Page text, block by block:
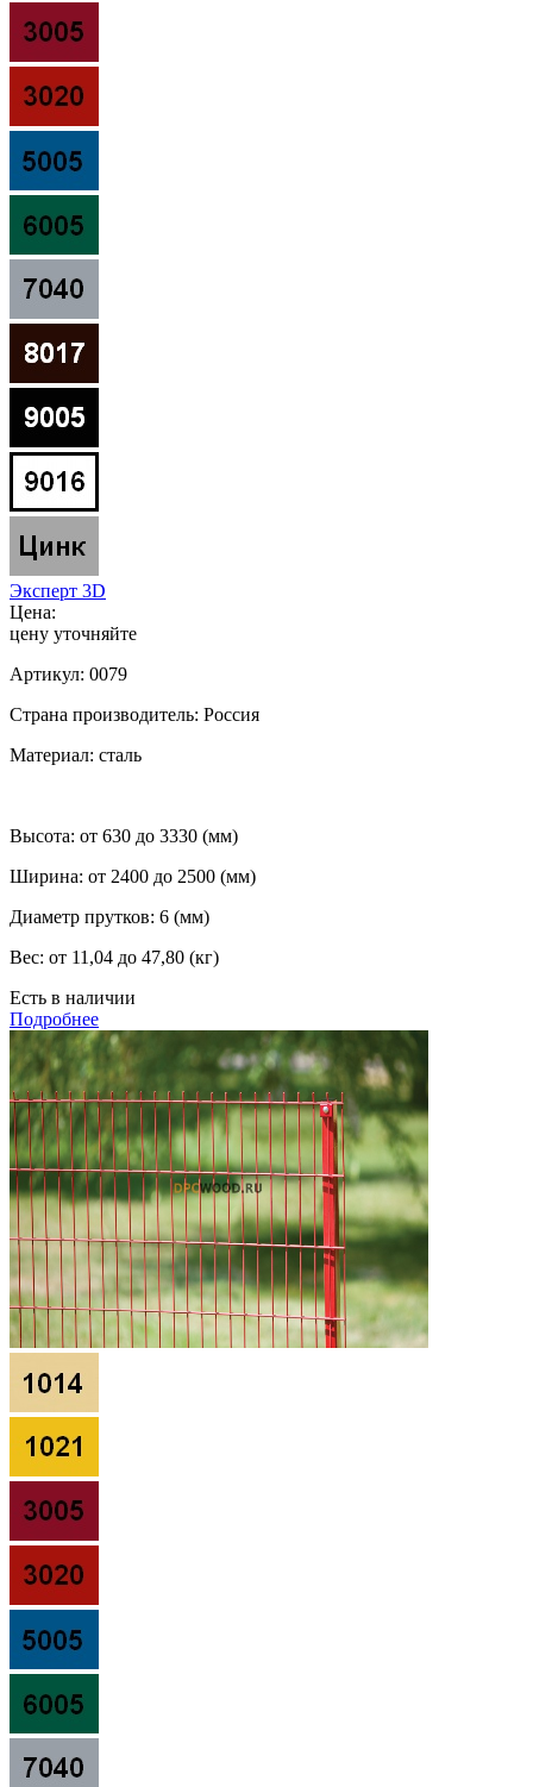
Эксперт 3D
Цена:
цену уточняйте
Артикул: 0079
Страна производитель: Россия
Материал: сталь
Высота: от 630 до 3330 (мм)
Ширина: от 2400 до 2500 (мм)
Диаметр прутков: 6 (мм)
Вес: от 11,04 до 47,80 (кг)
Есть в наличии
Подробнее